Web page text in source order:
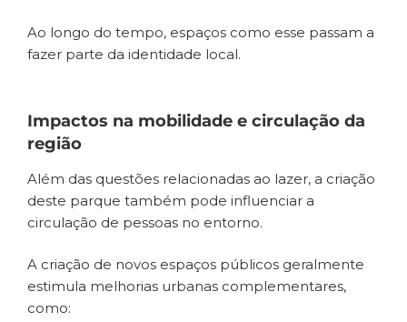
Ao longo do tempo, espaços como esse passam a
fazer parte da identidade local.
Impactos na mobilidade e circulação da
região
Além das questões relacionadas ao lazer, a criação
deste parque também pode influenciar a
circulação de pessoas no entorno.
A criação de novos espaços públicos geralmente
estimula melhorias urbanas complementares,
como: